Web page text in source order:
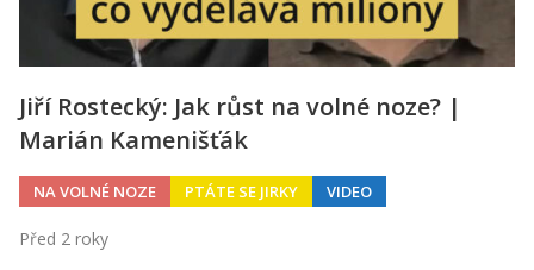
Jiří Rostecký: Jak růst na volné noze? |
Marián Kamenišťák
NA VOLNÉ NOZE PTÁTE SE JIRKY VIDEO
Před 2 roky